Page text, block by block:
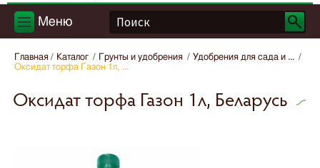
Меню
Главная Каталог Грунты и удобрения
Удобрения для сада и ...
Оксидат торфа Газон 1л, ...
Оксидат торфа Газон 1л, Беларусь